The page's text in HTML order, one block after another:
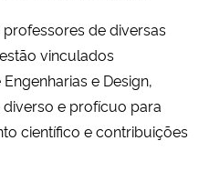
de diversas
vinculados
e Design,
e profícuo para
científico e contribuições